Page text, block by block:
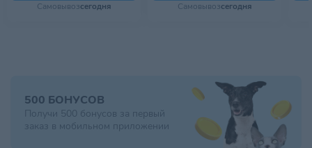
Самовывозсегодня Самовывозсегодня
500 БОНУСОВ
Получи 500 бонусов за первый
заказ в мобильном приложении